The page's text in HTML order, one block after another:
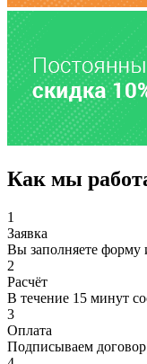
Как мы
1
Заявка
Вы заполняете форму
2
Расчёт
В течение 15 минут
3
Оплата
Подписываем